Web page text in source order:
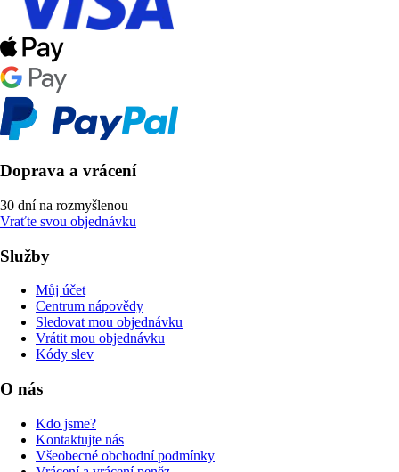
Doprava a vrácení
30 dní na rozmyšlenou
Vraťte svou objednávku
Služby
Můj účet
Centrum nápovědy
Sledovat mou objednávku
Vrátit mou objednávku
Kódy slev
O nás
Kdo jsme?
Kontaktujte nás
Všeobecné obchodní podmínky